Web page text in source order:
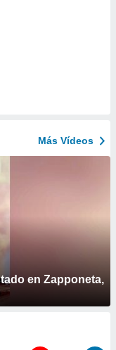
Más Vídeos
en Zapponeta,